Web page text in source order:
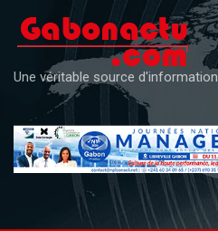
content
Une véritable source d'information